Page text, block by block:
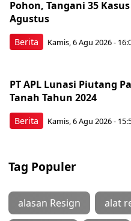
Berita
Pohon, Tangani 35
Agustus
Kamis, 6 Agu 2026 -
Berita
PT APL Lunasi Piutang
Tanah Tahun 2024
Kamis, 6 Agu 2026 -
Tag Populer
alasan Resign alat